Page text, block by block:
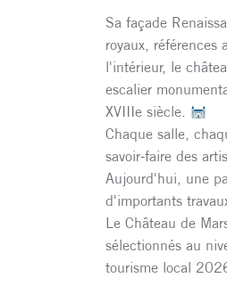
Sa façade
royaux, références
l'intérieur, le
escalier
XVIIIe siècle.
Chaque salle,
savoir-faire des
Aujourd'hui, une
d'importants
Le Château de
sélectionnés au
tourisme local